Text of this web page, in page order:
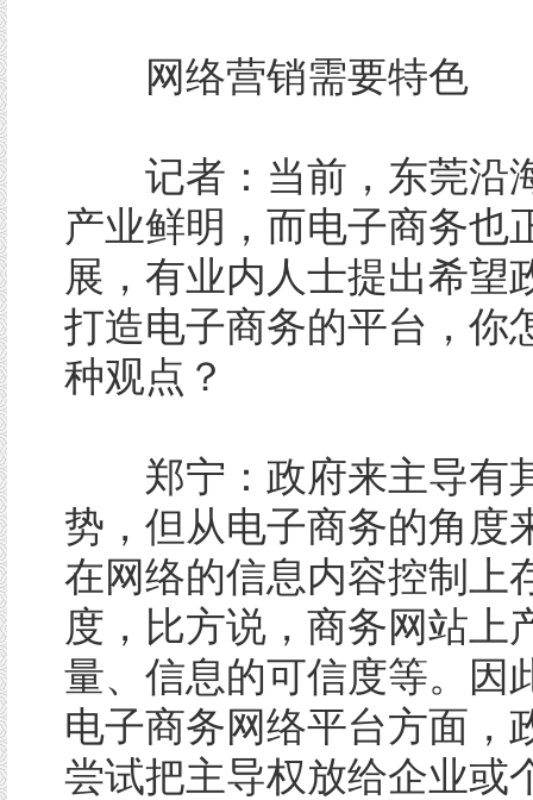
网络营销需要特色
记者：当前，东莞沿
产业鲜明，而电子商务也
展，有业内人士提出希望
打造电子商务的平台，你
种观点？
郑宁：政府来主导有
势，但从电子商务的角度
在网络的信息内容控制上
度，比方说，商务网站上
量、信息的可信度等。因
电子商务网络平台方面，
尝试把主导权放给企业或